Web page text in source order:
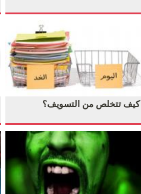
كيف تتخلص من التسويف؟